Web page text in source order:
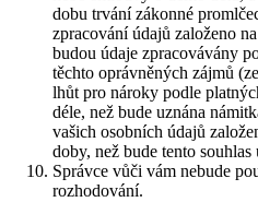
dobu trvání zákonné
zpracování údajů založeno
budou údaje zpracovávány
těchto oprávněných zájmů
lhůt pro nároky podle
déle, než bude uznána
vašich osobních údajů
doby, než bude tento
Správce vůči vám nebude
rozhodování.